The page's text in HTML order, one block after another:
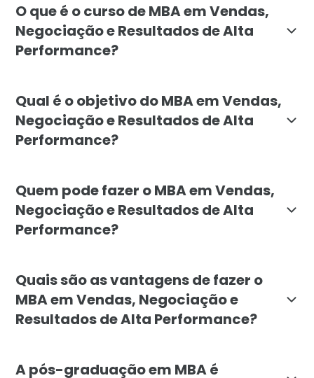
O que é o curso de MBA em Vendas,
Negociação e Resultados de Alta
Performance?
Qual é o objetivo do MBA em Vendas,
Negociação e Resultados de Alta
Performance?
Quem pode fazer o MBA em Vendas,
Negociação e Resultados de Alta
Performance?
Quais são as vantagens de fazer o
MBA em Vendas, Negociação e
Resultados de Alta Performance?
A pós-graduação em MBA é